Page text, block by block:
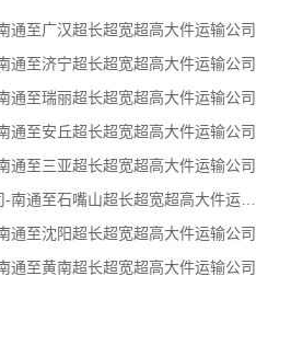
通至广汉超长超宽超高大件运输公司
通至济宁超长超宽超高大件运输公司
通至瑞丽超长超宽超高大件运输公司
通至安丘超长超宽超高大件运输公司
通至三亚超长超宽超高大件运输公司
南通到石嘴山大件物流公司-南通至石嘴山超长超宽超高大件运输公司
通至沈阳超长超宽超高大件运输公司
通至黄南超长超宽超高大件运输公司